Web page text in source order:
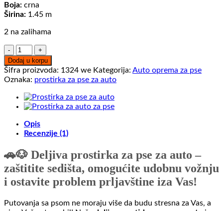
Boja: crna
Širina: 1.45 m
2 na zalihama
Deljiva
prostirka
za
pse
auto
BESPLATNA
naša
preporuka
Dodaj u korpu
Šifra proizvoda: 1324 we Kategorija: Auto oprema za pse
Oznaka: prostirka za pse za auto
Opis
Recenzije (1)
🚗🐶 Deljiva prostirka za pse za auto –
zaštitite sedišta, omogućite udobnu vožnju
i ostavite problem prljavštine iza Vas!
Putovanja sa psom ne moraju više da budu stresna za Vas, a